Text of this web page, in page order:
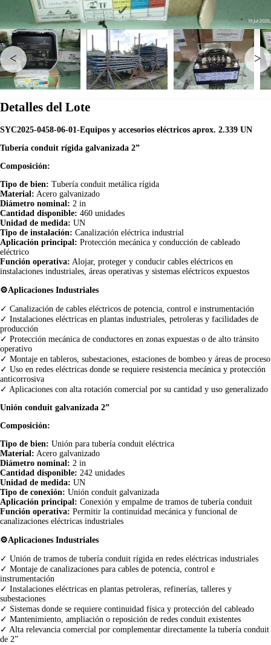
< >
Detalles del Lote
SYC2025-0458-06-01-Equipos y accesorios eléctricos aprox. 2.339 UN
Tubería conduit rígida galvanizada 2”
Composición:
Tipo de bien: Tubería conduit metálica rígida
Material: Acero galvanizado
Diámetro nominal: 2 in
Cantidad disponible: 460 unidades
Unidad de medida: UN
Tipo de instalación: Canalización eléctrica industrial
Aplicación principal: Protección mecánica y conducción de cableado
eléctrico
Función operativa: Alojar, proteger y conducir cables eléctricos en
instalaciones industriales, áreas operativas y sistemas eléctricos expuestos
⚙️Aplicaciones Industriales
✓ Canalización de cables eléctricos de potencia, control e instrumentación
✓ Instalaciones eléctricas en plantas industriales, petroleras y facilidades de
producción
✓ Protección mecánica de conductores en zonas expuestas o de alto tránsito
operativo
✓ Montaje en tableros, subestaciones, estaciones de bombeo y áreas de proceso
✓ Uso en redes eléctricas donde se requiere resistencia mecánica y protección
anticorrosiva
✓ Aplicaciones con alta rotación comercial por su cantidad y uso generalizado
Unión conduit galvanizada 2”
Composición:
Tipo de bien: Unión para tubería conduit eléctrica
Material: Acero galvanizado
Diámetro nominal: 2 in
Cantidad disponible: 242 unidades
Unidad de medida: UN
Tipo de conexión: Unión conduit galvanizada
Aplicación principal: Conexión y empalme de tramos de tubería conduit
Función operativa: Permitir la continuidad mecánica y funcional de
canalizaciones eléctricas industriales
⚙️Aplicaciones Industriales
✓ Unión de tramos de tubería conduit rígida en redes eléctricas industriales
✓ Montaje de canalizaciones para cables de potencia, control e
instrumentación
✓ Instalaciones eléctricas en plantas petroleras, refinerías, talleres y
subestaciones
✓ Sistemas donde se requiere continuidad física y protección del cableado
✓ Mantenimiento, ampliación o reposición de redes conduit existentes
✓ Alta relevancia comercial por complementar directamente la tubería conduit
de 2”